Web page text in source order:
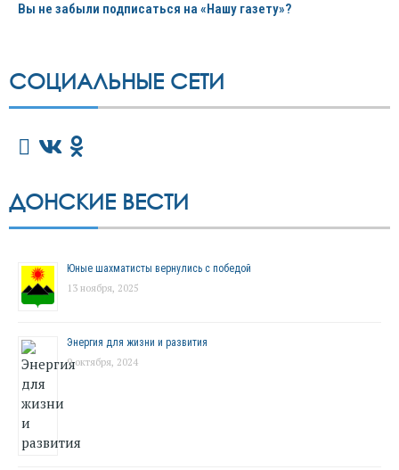
Вы не забыли подписаться на «Нашу газету»?
СОЦИАЛЬНЫЕ СЕТИ
ДОНСКИЕ ВЕСТИ
Юные шахматисты вернулись с победой
13 ноября, 2025
Энергия для жизни и развития
9 октября, 2024